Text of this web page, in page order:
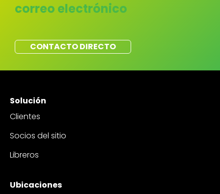
correo electrónico
CONTACTO DIRECTO
Solución
Clientes
Socios del sitio
Libreros
Ubicaciones